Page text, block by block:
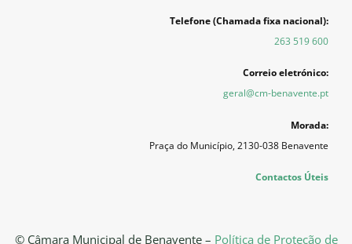
Telefone (Chamada fixa nacional):
263 519 600
Correio eletrónico:
geral@cm-benavente.pt
Morada:
Praça do Município, 2130-038 Benavente
Contactos Úteis
© Câmara Municipal de Benavente – Política de Proteção de